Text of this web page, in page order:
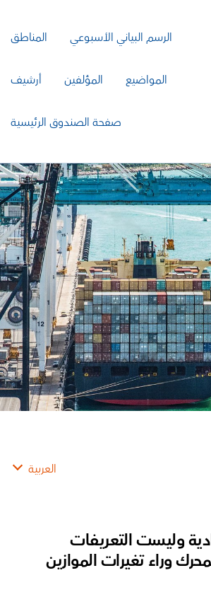
الرسم البياني الأسبوعي المناطق
المواضيع المؤلفين أرشيف
صفحة الصندوق الرئيسية
العربية
وليست التعريفات
وراء تغيرات الموازين